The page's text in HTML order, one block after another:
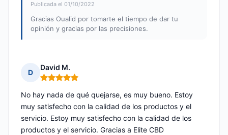
Publicada el 01/10/2022
Gracias Oualid por tomarte el tiempo de dar tu
opinión y gracias por las precisiones.
D
David M.
Nota: 5 de 5
No hay nada de qué quejarse, es muy bueno. Estoy
muy satisfecho con la calidad de los productos y el
servicio. Estoy muy satisfecho con la calidad de los
productos y el servicio. Gracias a Elite CBD